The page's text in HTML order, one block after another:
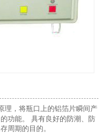
理，将瓶口上的铝箔片瞬间产
功能。 具有良好的防潮、防
周期的目的。